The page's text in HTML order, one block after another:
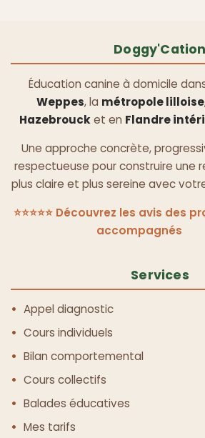
Doggy'Cation
Éducation canine à domicile
Weppes, la métropole lilloise
Hazebroucket en Flandre
Une approche concrète,
respectueuse pour construire une
plus claire et plus sereine avec
⭐⭐⭐⭐⭐ Découvrez les avis des
accompagnés
Services
Appel diagnostic
Cours individuels
Bilan comportemental
Cours collectifs
Balades éducatives
Mes tarifs